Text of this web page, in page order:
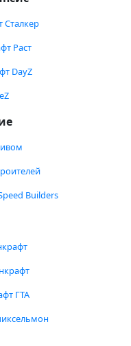
Сталкер
Раст
DayZ
Builders
ГТА